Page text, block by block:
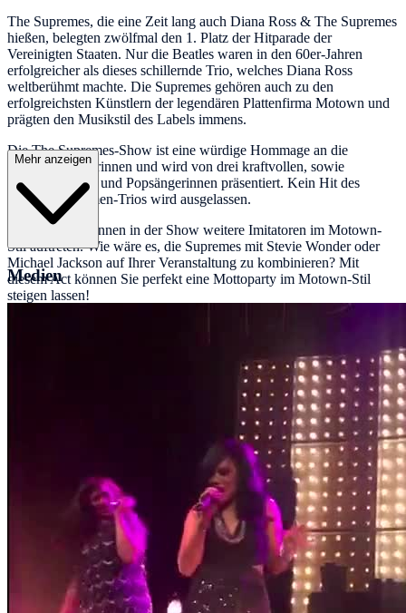
The Supremes, die eine Zeit lang auch Diana Ross & The Supremes
hießen, belegten zwölfmal den 1. Platz der Hitparade der
Vereinigten Staaten. Nur die Beatles waren in den 60er-Jahren
erfolgreicher als dieses schillernde Trio, welches Diana Ross
weltberühmt machte. Die Supremes gehören auch zu den
erfolgreichsten Künstlern der legendären Plattenfirma Motown und
prägten den Musikstil des Labels immens.
Die The Supremes-Show ist eine würdige Hommage an die
Motown-Sängerinnen und wird von drei kraftvollen, sowie
versierten Soul- und Popsängerinnen präsentiert. Kein Hit des
berühmten Damen-Trios wird ausgelassen.
Auf Wunsch können in der Show weitere Imitatoren im Motown-
Stil auftreten. Wie wäre es, die Supremes mit Stevie Wonder oder
Michael Jackson auf Ihrer Veranstaltung zu kombinieren? Mit
diesem Act können Sie perfekt eine Mottoparty im Motown-Stil
steigen lassen!
Mehr anzeigen
Medien